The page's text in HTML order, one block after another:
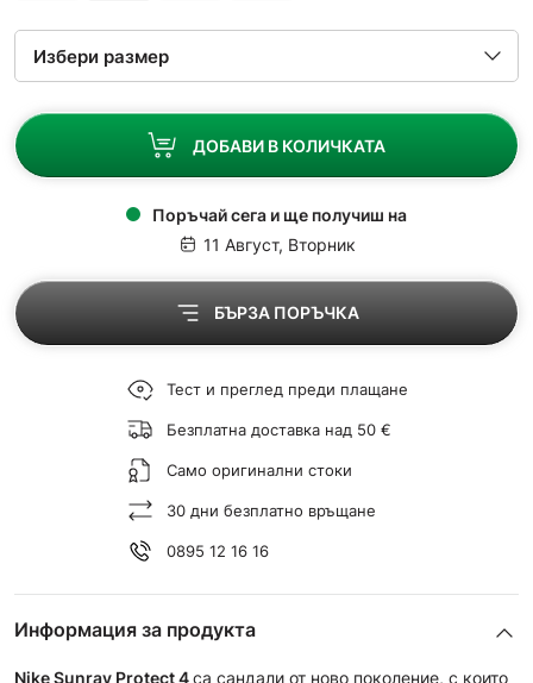
ДОБАВИ В КОЛИЧКАТА
Поръчай сега и ще получиш на
11 Август, Вторник
БЪРЗА ПОРЪЧКА
Тест и преглед преди плащане
Безплатна доставка над 50 €
Само оригинални стоки
30 дни безплатно връщане
0895 12 16 16
Информация за продукта
Nike Sunray Protect 4са сандали от ново поколение, с които